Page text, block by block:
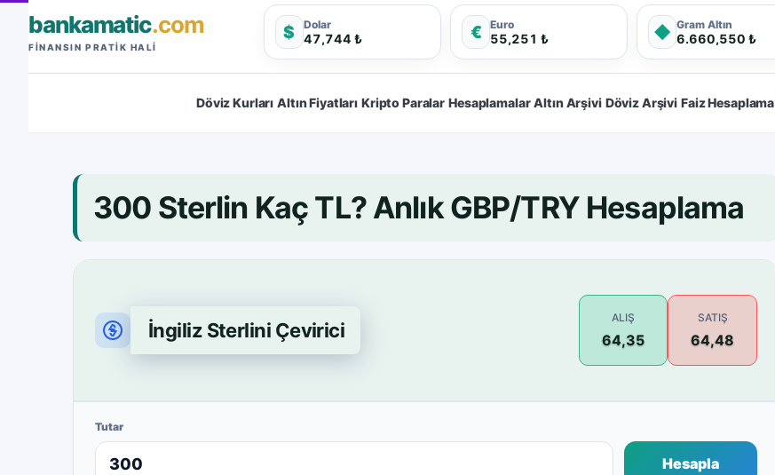
bankamatic.com
FINANSIN PRATIK HALI
$ Dolar
47,744 ₺ € Euro
55,251 ₺ ◆ Gram Altın
6.660,550 ₺
Döviz Kurları Altın Fiyatları Kripto Paralar Hesaplamalar Altın Arşivi Döviz Arşivi Faiz Hesaplama
300 Sterlin Kaç TL? Anlık GBP/TRY Hesaplama
İngiliz Sterlini Çevirici
ALIŞ
64,35
SATIŞ
64,48
Tutar
Hesapla